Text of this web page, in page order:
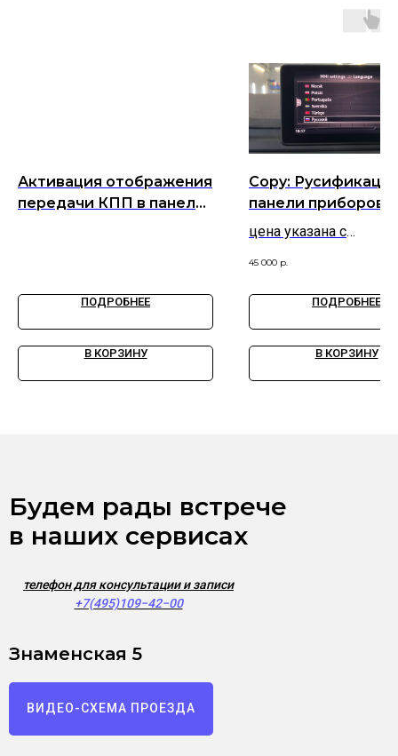
Активация отображения
передачи КПП в панели
ПОДРОБНЕЕ
В КОРЗИНУ
Copy:
панели приборов и
цена указана с
45 000 р.
ПОДРОБНЕЕ
В КОРЗИНУ
Будем рады встрече
в наших сервисах
телефон для консультации и записи
+7(495)109−42−00
Знаменская 5
ВИДЕО-СХЕМА ПРОЕЗДА